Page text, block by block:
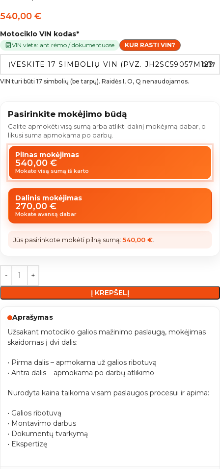
540,00 €
Motociklo VIN kodas*
VIN vieta: ant rėmo / dokumentuose KUR RASTI VIN?
0/17
VIN turi būti 17 simbolių (be tarpų). Raidės I, O, Q nenaudojamos.
Pasirinkite mokėjimo būdą
Galite apmokėti visą sumą arba atlikti dalinį mokėjimą dabar, o
likusi suma apmokama po darbų.
Pilnas mokėjimas
540,00€
Mokate visą sumą iš karto
Dalinis mokėjimas
270,00€
Mokate avansą dabar
Jūs pasirinkote mokėti pilną sumą: 540,00 €
Į KREPŠELĮ
Aprašymas
Užsakant motociklo galios mažinimo paslaugą, mokėjimas
skaidomas į dvi dalis:
• Pirma dalis – apmokama už galios ribotuvą
• Antra dalis – apmokama po darbų atlikimo
Nurodyta kaina taikoma visam paslaugos procesui ir apima:
• Galios ribotuvą
• Montavimo darbus
• Dokumentų tvarkymą
• Ekspertizę